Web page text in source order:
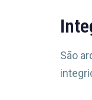
São